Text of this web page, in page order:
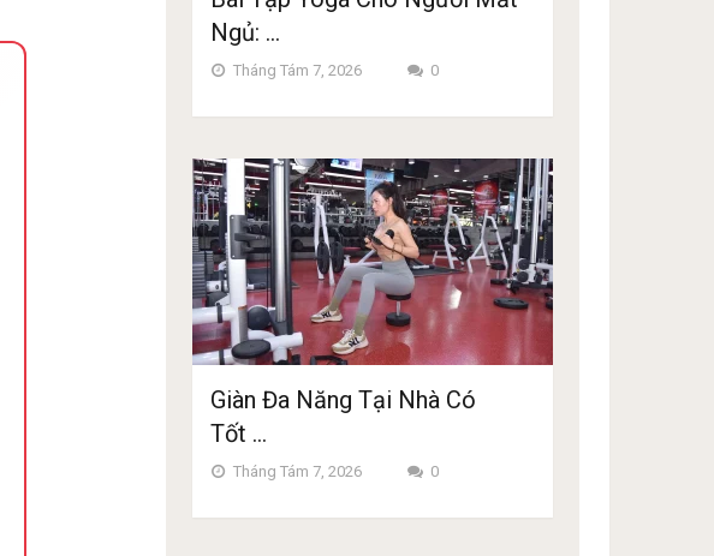
Ngủ: …
Tháng Tám 7, 2026 0
Giàn Đa Năng Tại Nhà Có
Tốt …
Tháng Tám 7, 2026 0